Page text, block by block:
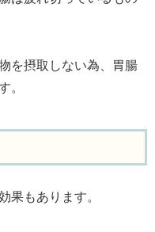
を摂取しない為、胃腸
。
果もあります。